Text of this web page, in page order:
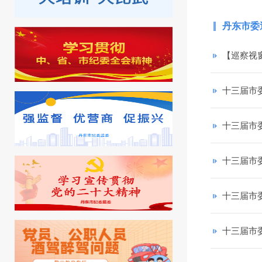
丹东市委
【巡察
十三届市
十三届市
十三届市
十三届市
十三届市